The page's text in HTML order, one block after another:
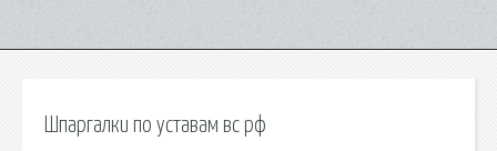
Шпаргалки по уставам вс рф